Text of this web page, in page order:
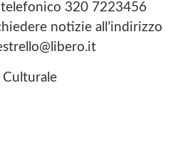
320 7223456
notizie all’indirizzo
Culturale